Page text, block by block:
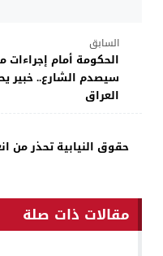
السابق
سيصدم الشارع.. خبير
العراق
حقوق النيابية تحذر من
مقالات ذات صلة